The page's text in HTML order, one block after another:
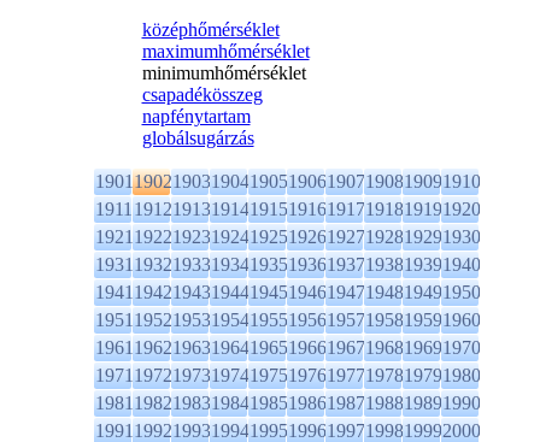
középhőmérséklet
maximumhőmérséklet
minimumhőmérséklet
csapadékösszeg
napfénytartam
globálsugárzás
1901190219031904190519061907190819091910
1911191219131914191519161917191819191920
1921192219231924192519261927192819291930
1931193219331934193519361937193819391940
1941194219431944194519461947194819491950
1951195219531954195519561957195819591960
1961196219631964196519661967196819691970
1971197219731974197519761977197819791980
1981198219831984198519861987198819891990
1991199219931994199519961997199819992000